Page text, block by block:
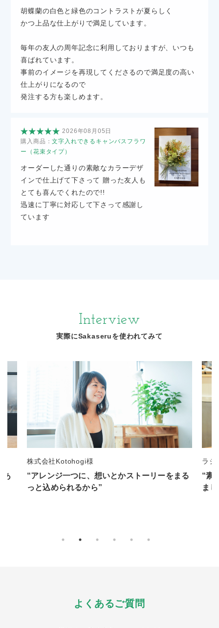
胡蝶蘭の白色と緑色のコントラストが夏らしく
かつ上品な仕上がりで満足しています。
毎年の友人の周年記念に利用しておりますが、いつも
喜ばれています。
事前のイメージを再現してくださるので満足度の高い
仕上がりになるので
発注する方も楽しめます。
2026年08月05日
購入商品：文字入れできるキャンバスフラワ
ー（花束タイプ）
オーダーした通りの素敵なカラーデザ
インで仕上げて下さって 贈った友人も
とても喜んでくれたので!!
迅速に丁寧に対応して下さって感謝し
ています
Interview
実際にSakaseruを使われてみて
る
ラジオ番組制作 江上佳弥子様
“素敵な花束でした。ラジオ番組で話に上がり
ましたよ”
一般
“事
る
よくあるご質問